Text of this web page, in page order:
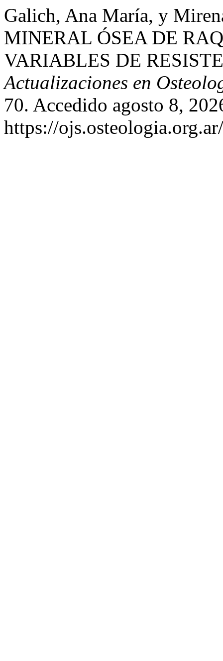
Galich, Ana María, y
MINERAL ÓSEA DE
VARIABLES DE
Actualizaciones en
70. Accedido agosto 8,
https://